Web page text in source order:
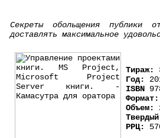
Секреты обольщения публики
доставлять максимальное
Тираж:
Год:
ISBN
Формат:
Объем:
РРЦ: